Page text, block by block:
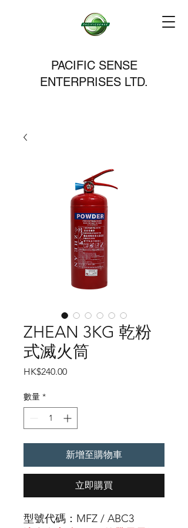
PACIFIC SENSE
ENTERPRISES LTD.
ZHEAN 3KG 乾粉
式滅火筒
HK$240.00價
數量 *
新增至購物車
立即購買
型號代碼：MFZ / ABC3